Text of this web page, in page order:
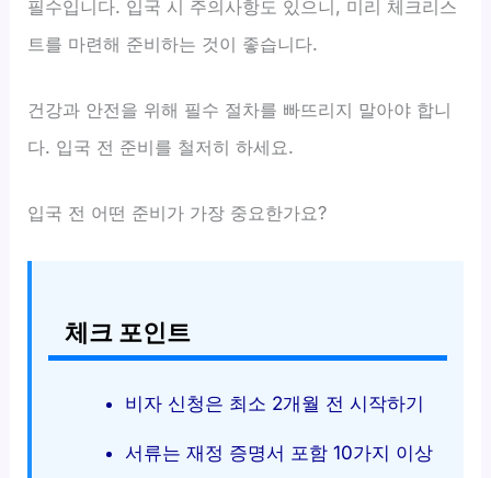
필수입니다. 입국 시 주의사항도 있으니, 미리 체크리스
트를 마련해 준비하는 것이 좋습니다.
건강과 안전을 위해 필수 절차를 빠뜨리지 말아야 합니
다. 입국 전 준비를 철저히 하세요.
입국 전 어떤 준비가 가장 중요한가요?
체크 포인트
비자 신청은 최소 2개월 전 시작하기
서류는 재정 증명서 포함 10가지 이상